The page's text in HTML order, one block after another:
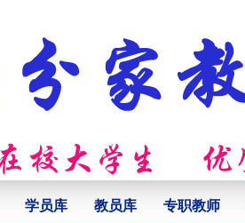
学员库 教员库 专职教师